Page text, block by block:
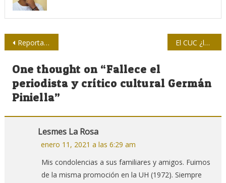
Navegación
de
entradas
Reportan avances en la vacunación contra la COVID-19 en España El CUC ¿la papa caliente?
One thought on “Fallece el
periodista y crítico cultural Germán
Piniella”
Lesmes La Rosa
enero 11, 2021 a las 6:29 am
Mis condolencias a sus familiares y amigos. Fuimos
de la misma promoción en la UH (1972). Siempre